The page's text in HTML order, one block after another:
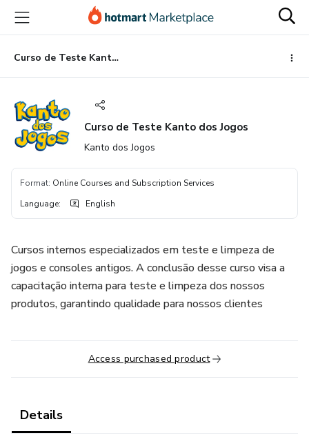
main
content
Curso de Teste Kanto dos Jogos
Curso de Teste Kanto dos Jogos
Kanto dos Jogos
Format: Online Courses and Subscription Services
Language: English
Cursos internos especializados em teste e limpeza de
jogos e consoles antigos. A conclusão desse curso visa a
capacitação interna para teste e limpeza dos nossos
produtos, garantindo qualidade para nossos clientes
Access purchased product
Details